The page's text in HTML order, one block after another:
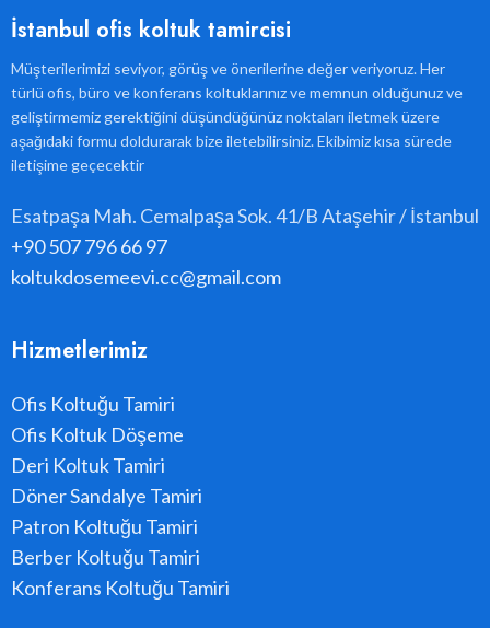
İstanbul ofis koltuk tamircisi
Müşterilerimizi seviyor, görüş ve önerilerine değer veriyoruz. Her
türlü ofis, büro ve konferans koltuklarınız ve memnun olduğunuz ve
geliştirmemiz gerektiğini düşündüğünüz noktaları iletmek üzere
aşağıdaki formu doldurarak bize iletebilirsiniz. Ekibimiz kısa sürede
iletişime geçecektir
Esatpaşa Mah. Cemalpaşa Sok. 41/B Ataşehir / İstanbul
+90 507 796 66 97
koltukdosemeevi.cc@gmail.com
Hizmetlerimiz
Ofis Koltuğu Tamiri
Ofis Koltuk Döşeme
Deri Koltuk Tamiri
Döner Sandalye Tamiri
Patron Koltuğu Tamiri
Berber Koltuğu Tamiri
Konferans Koltuğu Tamiri